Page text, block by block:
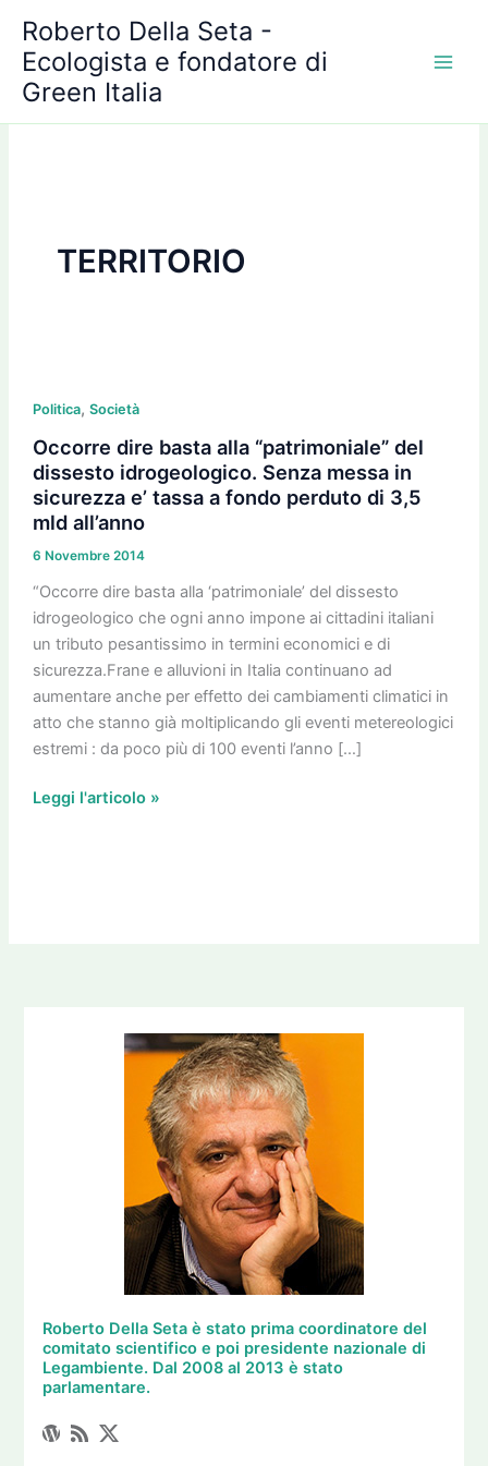
contenuto
Roberto Della Seta -
Ecologista e fondatore di
Green Italia
TERRITORIO
Politica, Società
Occorre dire basta alla “patrimoniale” del
dissesto idrogeologico. Senza messa in
sicurezza e’ tassa a fondo perduto di 3,5
mld all’anno
6 Novembre 2014
“Occorre dire basta alla ‘patrimoniale’ del dissesto
idrogeologico che ogni anno impone ai cittadini italiani
un tributo pesantissimo in termini economici e di
sicurezza.Frane e alluvioni in Italia continuano ad
aumentare anche per effetto dei cambiamenti climatici in
atto che stanno già moltiplicando gli eventi metereologici
estremi : da poco più di 100 eventi l’anno […]
dire
basta
alla
“patrimoniale”
del
idrogeologico.
Senza
messa
in
sicurezza
e’
tassa
a
perduto
Leggi l'articolo »
Roberto Della Seta è stato prima coordinatore del
comitato scientifico e poi presidente nazionale di
Legambiente. Dal 2008 al 2013 è stato
parlamentare.
r
c
h